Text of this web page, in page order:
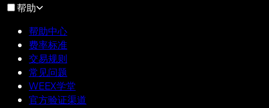
帮助
帮助中心
费率标准
交易规则
常见问题
WEEX学堂
官方验证渠道